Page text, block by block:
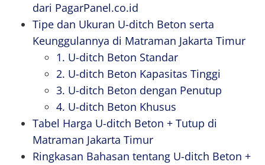
dari PagarPanel.co.id
Tipe dan Ukuran U-ditch Beton serta
Keunggulannya di Matraman Jakarta Timur
1. U-ditch Beton Standar
2. U-ditch Beton Kapasitas Tinggi
3. U-ditch Beton dengan Penutup
4. U-ditch Beton Khusus
Tabel Harga U-ditch Beton + Tutup di
Matraman Jakarta Timur
Ringkasan Bahasan tentang U-ditch Beton +